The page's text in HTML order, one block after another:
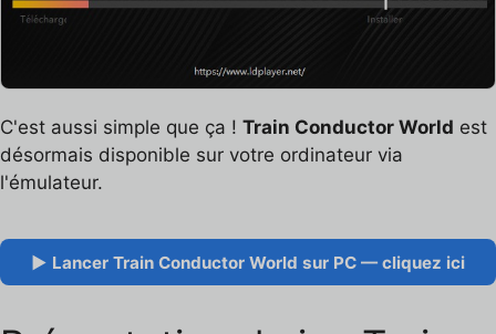
C'est aussi simple que ça ! Train Conductor World est
désormais disponible sur votre ordinateur via
l'émulateur.
▶ Lancer Train Conductor World sur PC — cliquez ici